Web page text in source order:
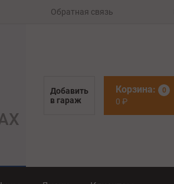
Обратная связь
Добавить
в гараж
Корзина: 0
0 ₽